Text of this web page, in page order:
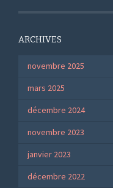
ARCHIVES
novembre 2025
mars 2025
décembre 2024
novembre 2023
janvier 2023
décembre 2022